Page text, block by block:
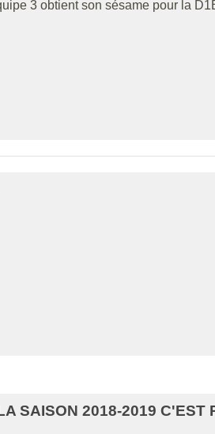
3 obtient son sésame pour la
SAISON 2018-2019 C'EST